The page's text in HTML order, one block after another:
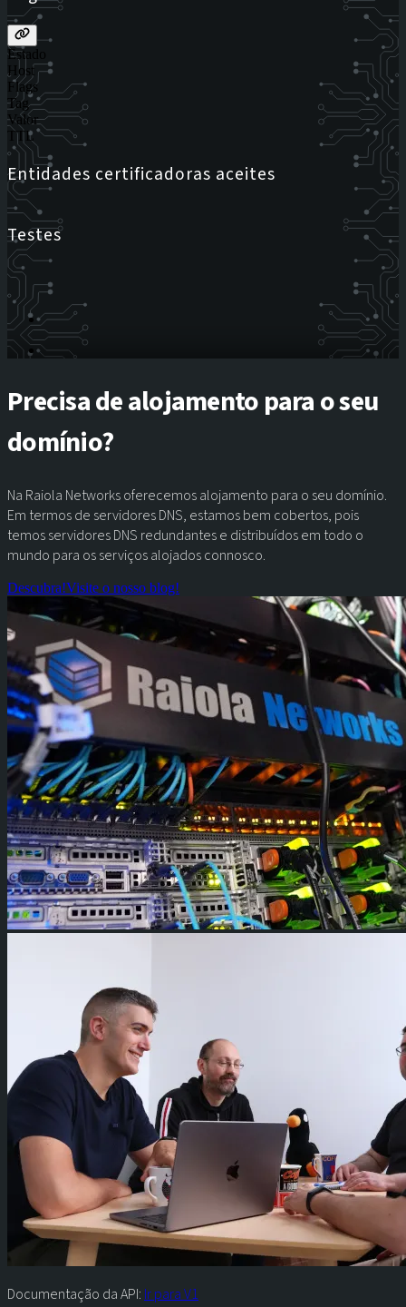
Estado
Host
Flags
Tag
Valor
TTL
Entidades certificadoras aceites
Testes
Precisa de alojamento para o seu
domínio?
Na Raiola Networks oferecemos alojamento para o seu domínio.
Em termos de servidores DNS, estamos bem cobertos, pois
temos servidores DNS redundantes e distribuídos em todo o
mundo para os serviços alojados connosco.
Descubra!Visite o nosso blog!
Documentação da API: Ir para V1